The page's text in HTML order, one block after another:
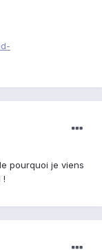
pourquoi je viens
!